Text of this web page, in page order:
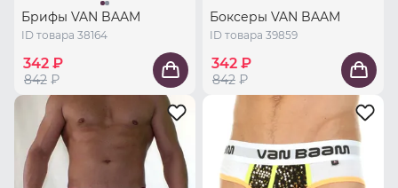
Брифы VAN BAAM
ID товара 38164
342 ₽
842 ₽
Боксеры VAN BAAM
ID товара 39859
342 ₽
842 ₽